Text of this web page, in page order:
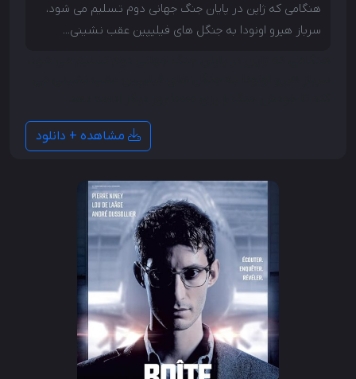
هنگامی که ژاپن در پایان جنگ جهانی دوم تسلیم می شود،
سرباز هیرو اونودا به جنگل های فیلیپین عقب نشینی...
مشاهده + دانلود